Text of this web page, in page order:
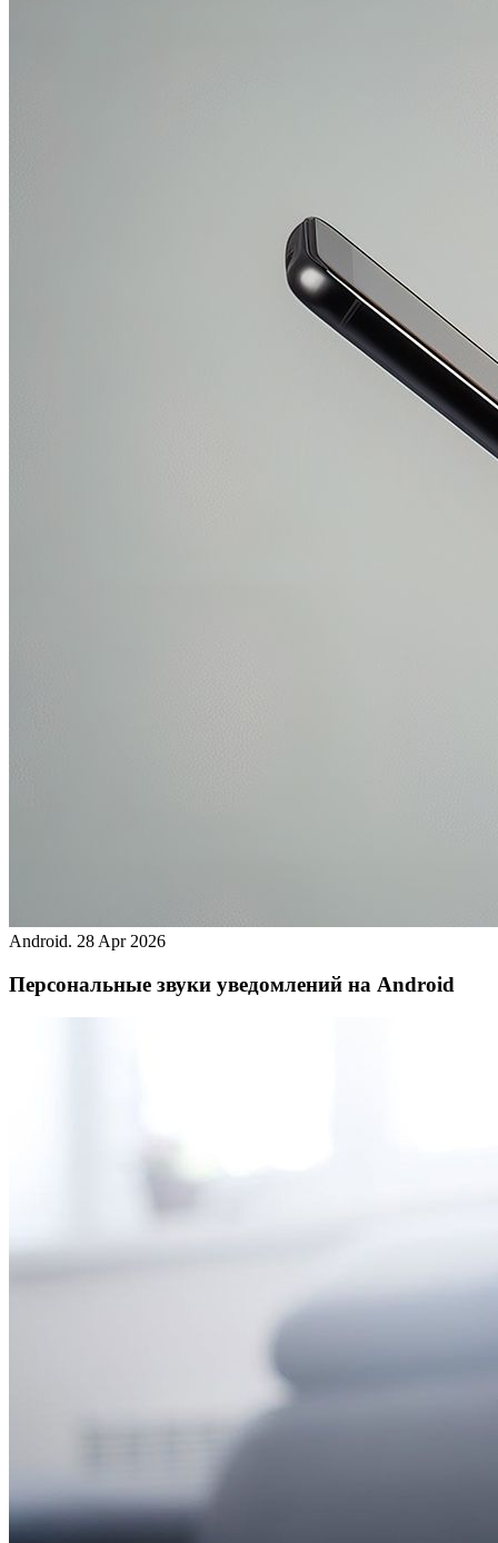
Android. 28 Apr 2026
Персональные звуки уведомлений на Android